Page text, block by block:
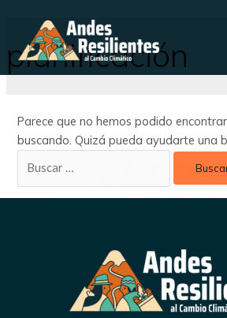
planificación
Parece que no hemos podido
buscando. Quizá pueda ayudarte una